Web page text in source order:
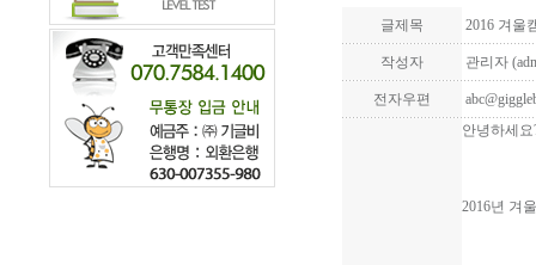
글제목 2016 겨울
작성자 관리자
전자우편
안녕하세
2016년 겨